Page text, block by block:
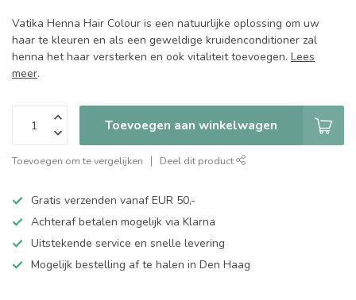
Vatika Henna Hair Colour is een natuurlijke oplossing om uw
haar te kleuren en als een geweldige kruidenconditioner zal
henna het haar versterken en ook vitaliteit toevoegen. Lees
meer.
Toevoegen aan winkelwagen
Toevoegen om te vergelijken Deel dit product
Gratis verzenden vanaf EUR 50,-
Achteraf betalen mogelijk via Klarna
Uitstekende service en snelle levering
Mogelijk bestelling af te halen in Den Haag